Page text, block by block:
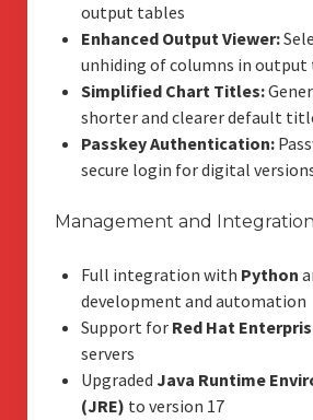
output tables
Enhanced Output Viewer:
unhiding of columns in output
Simplified Chart Titles:
shorter and clearer default
Passkey Authentication:
secure login for digital
Management and
Full integration with Python
development and automation
Support for Red Hat
servers
Upgraded Java Runtime
(JRE) to version 17